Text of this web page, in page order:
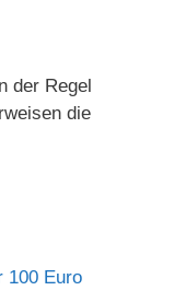
der Regel
die
100 Euro